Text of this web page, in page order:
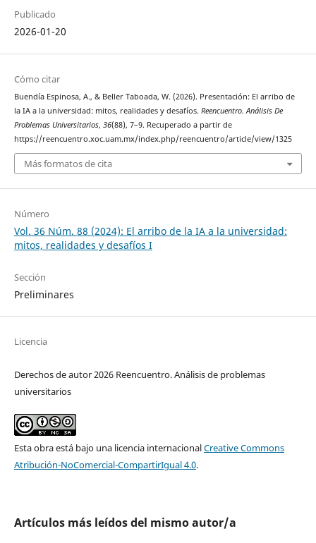
Publicado
2026-01-20
Cómo citar
Buendía Espinosa, A., & Beller Taboada, W. (2026). Presentación: El arribo de
la IA a la universidad: mitos, realidades y desafíos. Reencuentro. Análisis De
Problemas Universitarios, 36(88), 7–9. Recuperado a partir de
https://reencuentro.xoc.uam.mx/index.php/reencuentro/article/view/1325
Más formatos de cita
Número
Vol. 36 Núm. 88 (2024): El arribo de la IA a la universidad:
mitos, realidades y desafíos I
Sección
Preliminares
Licencia
Derechos de autor 2026 Reencuentro. Análisis de problemas
universitarios
Esta obra está bajo una licencia internacionalCreative Commons
Atribución-NoComercial-CompartirIgual 4.0.
Artículos más leídos del mismo autor/a